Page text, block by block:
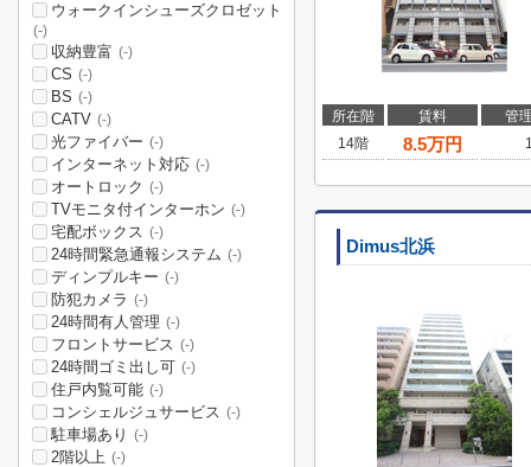
所在階 賃料
管
14階
8.5万円
Dimus北浜
ウォークインシューズクロゼット
(-)
収納豊富 (-)
CS (-)
BS (-)
CATV (-)
光ファイバー (-)
インターネット対応 (-)
オートロック (-)
TVモニタ付インターホン (-)
宅配ボックス (-)
24時間緊急通報システム (-)
ディンプルキー (-)
防犯カメラ (-)
24時間有人管理 (-)
フロントサービス (-)
24時間ゴミ出し可 (-)
住戸内覧可能 (-)
コンシェルジュサービス (-)
駐車場あり (-)
2階以上 (-)